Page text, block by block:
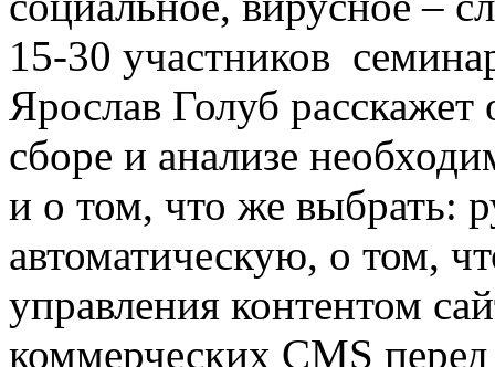
15-30 участников
Ярослав Голуб расскажет
сборе и анализе
и о том, что же выбрать:
автоматическую, о том,
управления контентом
коммерческих CMS